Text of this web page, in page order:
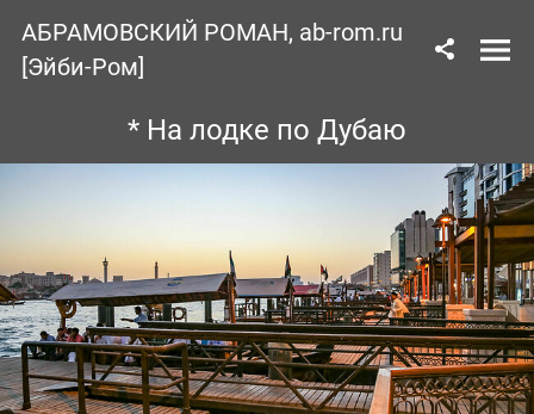
АБРАМОВСКИЙ РОМАН, ab-rom.ru
[Эйби-Ром]
* На лодке по Дубаю